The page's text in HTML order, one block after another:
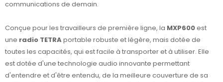
communications de demain.
Conçue pour les travailleurs de première ligne, la MXP600est
une radio TETRAportable robuste et légère, mais dotée de
toutes les capacités, qui est facile à transporter et à utiliser. Elle
est dotée d'une technologie audio innovante permettant
d'entendre et d'être entendu, de la meilleure couverture de sa